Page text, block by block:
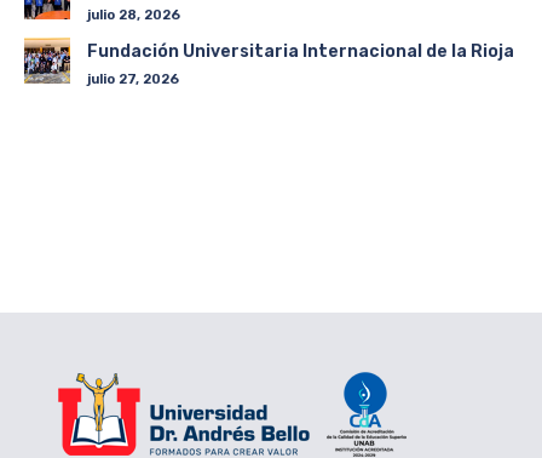
julio 28, 2026
Fundación Universitaria Internacional de la Rioja
julio 27, 2026